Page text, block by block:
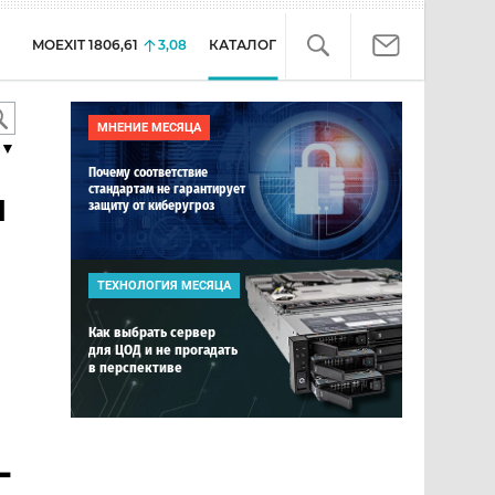
MOEXIT 1806,61 3,08 КАТАЛОГ
МНЕНИЕ МЕСЯЦА
Почему соответствие
стандартам не гарантирует
защиту от киберугроз
ТЕХНОЛОГИЯ МЕСЯЦА
Как выбрать сервер
для ЦОД и не прогадать
в перспективе